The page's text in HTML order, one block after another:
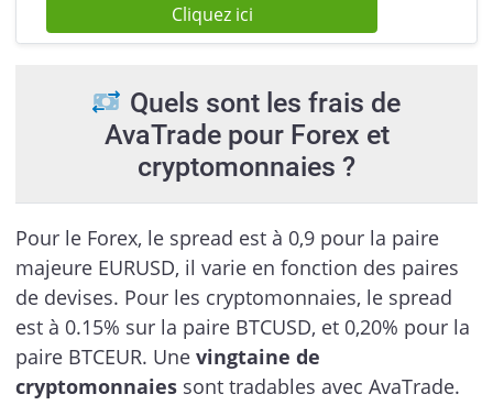
Cliquez ici
Quels sont les frais de
AvaTrade pour Forex et
cryptomonnaies ?
Pour le Forex, le spread est à 0,9 pour la paire
majeure EURUSD, il varie en fonction des paires
de devises. Pour les cryptomonnaies, le spread
est à 0.15% sur la paire BTCUSD, et 0,20% pour la
paire BTCEUR. Unevingtaine de
cryptomonnaiessont tradables avec AvaTrade.